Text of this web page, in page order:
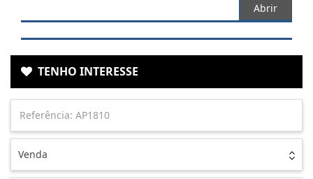
Abrir
TENHO INTERESSE
Venda